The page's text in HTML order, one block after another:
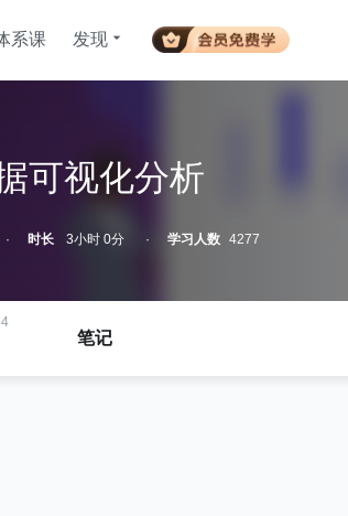
系课 发现
可视化分析
时长 3小时 0分 学习人数 4277
笔记